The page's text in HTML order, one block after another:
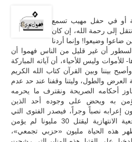
أو في حفل مهيب تسمع
إلى رحمة الله، إن كان
ضاعوا وضيعوا! وإنما أردنا
السطور أن غير قليل من الناس فهموا أن
وليس للأحياء، أن آياته المباركة
بيننا وبين القرآن كتاب الله الكريم
العرض والطول، وليتنا وقفنا عند حد عدم
أحكامه الصريحة ونقترف ما يحرمه
به ويحض على وجوده أحد الذين
إعرابه نصباً وجراً، فيصدر الفتوى التي
تتجاوز سلبية الانتهازية ورجعية الانتهازية ليقتل 30 مليونا لم يؤمن
هذه الحياة مليون «حزبي تجمعي»،